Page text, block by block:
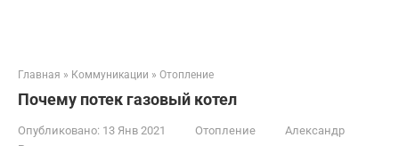
Главная » Коммуникации » Отопление
Почему потек газовый котел
Опубликовано: 13 Янв 2021 Отопление
Александр